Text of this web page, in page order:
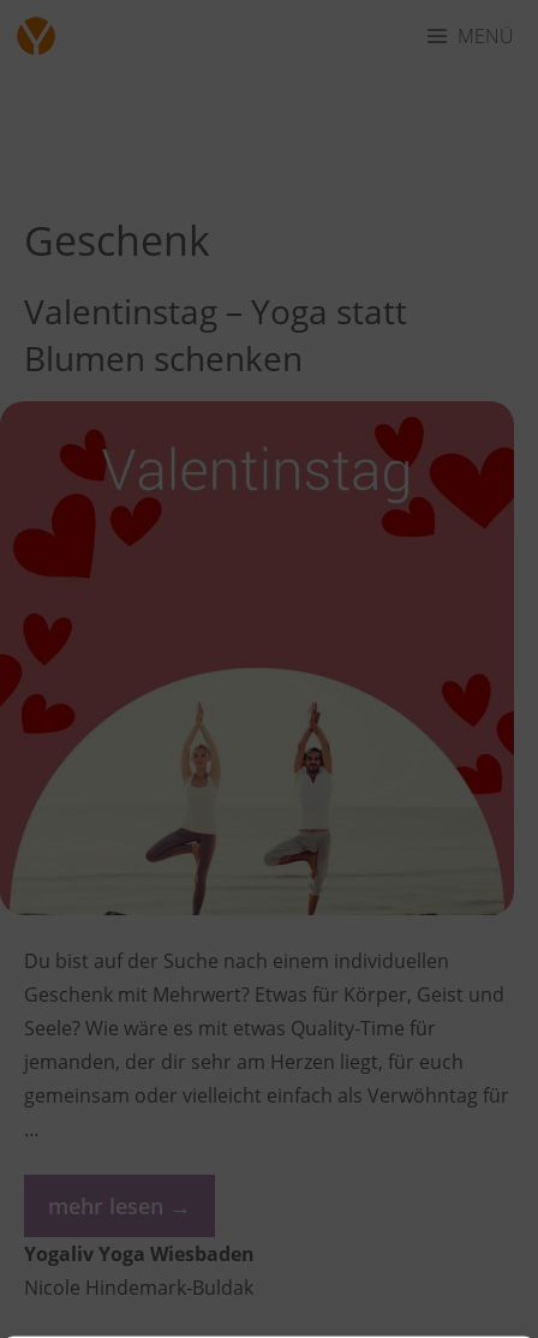
Zum
Inhalt
MENÜ
Geschenk
Valentinstag – Yoga statt
Blumen schenken
Du bist auf der Suche nach einem individuellen
Geschenk mit Mehrwert? Etwas für Körper, Geist und
Seele? Wie wäre es mit etwas Quality-Time für
jemanden, der dir sehr am Herzen liegt, für euch
gemeinsam oder vielleicht einfach als Verwöhntag für
…
mehr lesen →
Yogaliv Yoga Wiesbaden
Nicole Hindemark-Buldak